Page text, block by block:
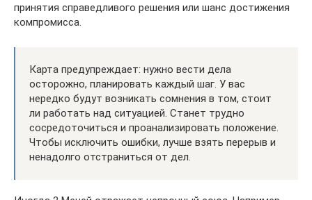
принятия справедливого решения или шанс достижения
компромисса.
Карта предупреждает: нужно вести дела
осторожно, планировать каждый шаг. У вас
нередко будут возникать сомнения в том, стоит
ли работать над ситуацией. Станет трудно
сосредоточиться и проанализировать положение.
Чтобы исключить ошибки, лучше взять перерыв и
ненадолго отстраниться от дел.